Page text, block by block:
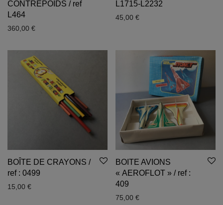
CONTREPOIDS / ref
L464
360,00 €
L1715-L2232
45,00 €
BOÎTE DE CRAYONS /
ref : 0499
15,00 €
BOITE AVIONS
« AEROFLOT » / ref :
409
75,00 €